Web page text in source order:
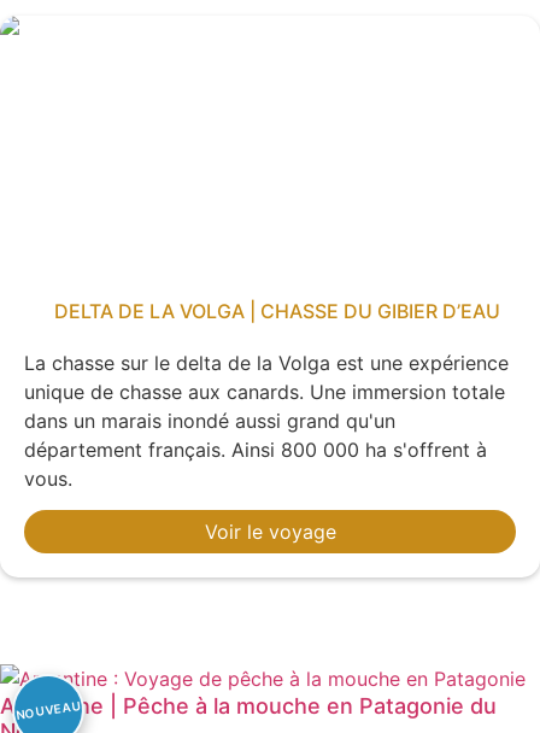
DELTA DE LA VOLGA | CHASSE DU GIBIER D’EAU
La chasse sur le delta de la Volga est une expérience
unique de chasse aux canards. Une immersion totale
dans un marais inondé aussi grand qu'un
département français. Ainsi 800 000 ha s'offrent à
vous.
Voir le voyage
Argentine | Pêche à la mouche en Patagonie du